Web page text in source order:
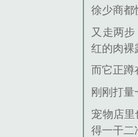
徐少商都
又走两
红的肉裸
而它正蹲
刚刚打量
宠物店
得一干二